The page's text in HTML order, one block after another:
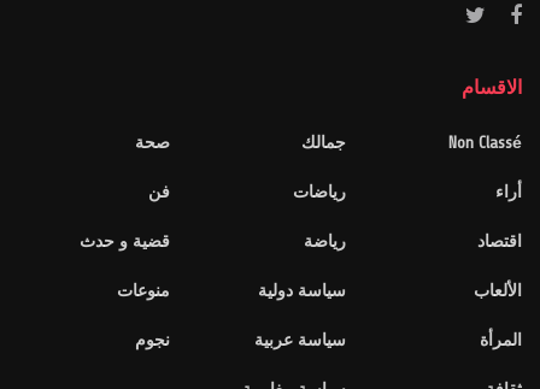
الاقسام
Non Classé
أراء
اقتصاد
الألعاب
المرأة
جمالك
رياضات
رياضة
سياسة دولية
سياسة عربية
صحة
فن
قضية و حدث
منوعات
نجوم